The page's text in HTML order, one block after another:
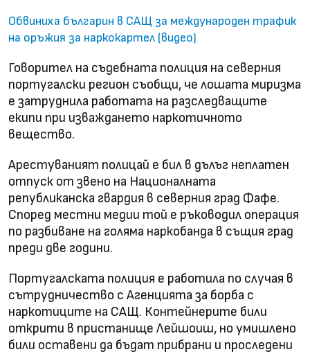
Обвиниха българин в САЩ за международен трафик
на оръжия за наркокартел (видео)
Говорител на съдебната полиция на северния
португалски регион съобщи, че лошата миризма
е затруднила работата на разследващите
екипи при изваждането наркотичното
вещество.
Арестуваният полицай е бил в дълъг неплатен
отпуск от звено на Националната
републиканска гвардия в северния град Фафе.
Според местни медии той е ръководил операция
по разбиване на голяма наркобанда в същия град
преди две години.
Португалската полиция е работила по случая в
сътрудничество с Агенцията за борба с
наркотиците на САЩ. Контейнерите били
открити в пристанище Лейшоиш, но умишлено
били оставени да бъдат прибрани и проследени